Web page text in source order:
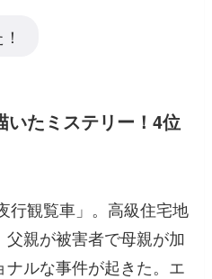
いたミステリー！4位
行観覧車」。高級住宅地
親が被害者で母親が加
ルな事件が起きた。エ